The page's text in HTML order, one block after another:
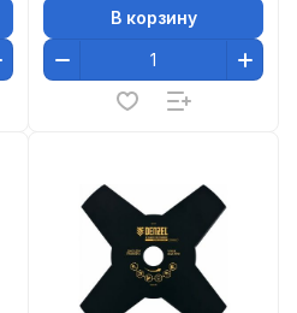
В корзину